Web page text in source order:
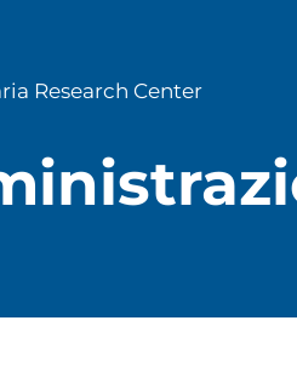
Research Center